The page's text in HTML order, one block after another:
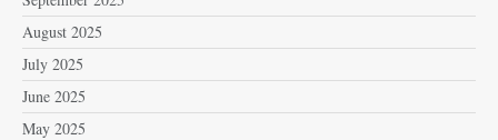
August 2025
July 2025
June 2025
May 2025